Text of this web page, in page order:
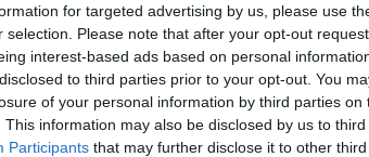
for targeted advertising by us, please use
selection. Please note that after your opt-out
interest-based ads based on personal
to third parties prior to your opt-out. You
of your personal information by third parties on
This information may also be disclosed by us to
Participants that may further disclose it to other third